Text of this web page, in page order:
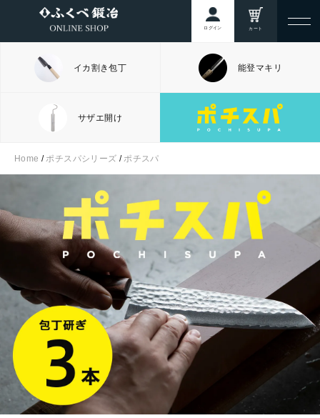
ログイン カート
イカ割き包丁 能登マキリ
サザエ開け
Home /ポチスパシリーズ /ポチスパ